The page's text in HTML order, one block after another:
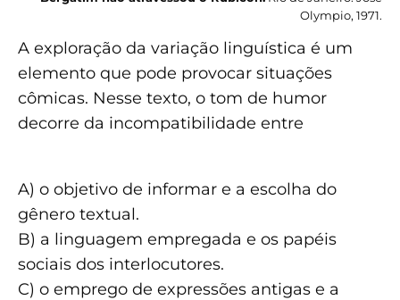
Olympio, 1971.
A exploração da variação linguística é um
elemento que pode provocar situações
cômicas. Nesse texto, o tom de humor
decorre da incompatibilidade entre
A) o objetivo de informar e a escolha do
gênero textual.
B) a linguagem empregada e os papéis
sociais dos interlocutores.
C) o emprego de expressões antigas e a